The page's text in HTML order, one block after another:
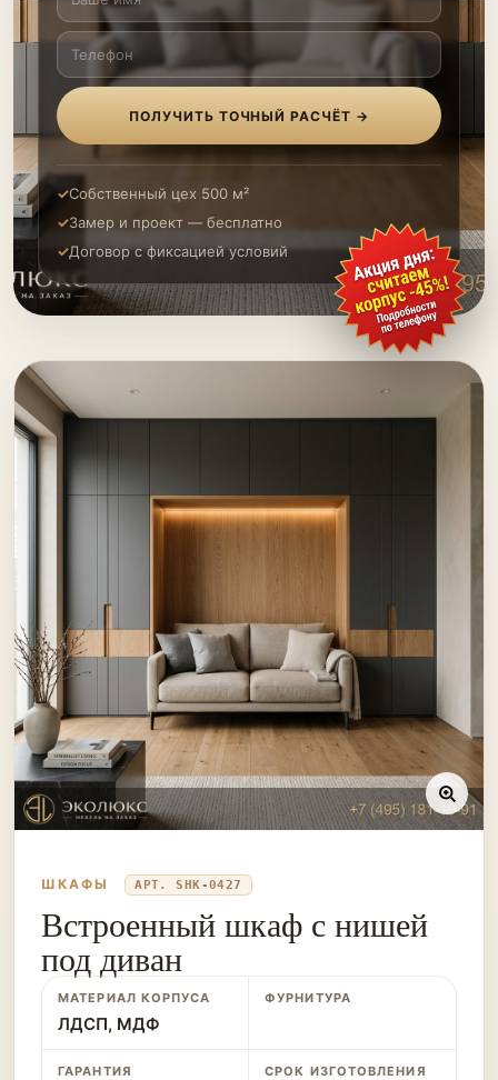
ПОЛУЧИТЬ ТОЧНЫЙ РАСЧЁТ →
Собственный цех 500 м²
Замер и проект — бесплатно
Договор с фиксацией условий
ШКАФЫ АРТ. SHK-0427
Встроенный шкаф с нишей
под диван
МАТЕРИАЛ КОРПУСА
ЛДСП, МДФ
ФУРНИТУРА
ГАРАНТИЯ СРОК ИЗГОТОВЛЕНИЯ